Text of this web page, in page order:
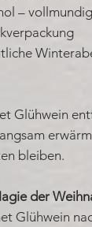
–
Glühwein
bleiben.
der
Glühwein